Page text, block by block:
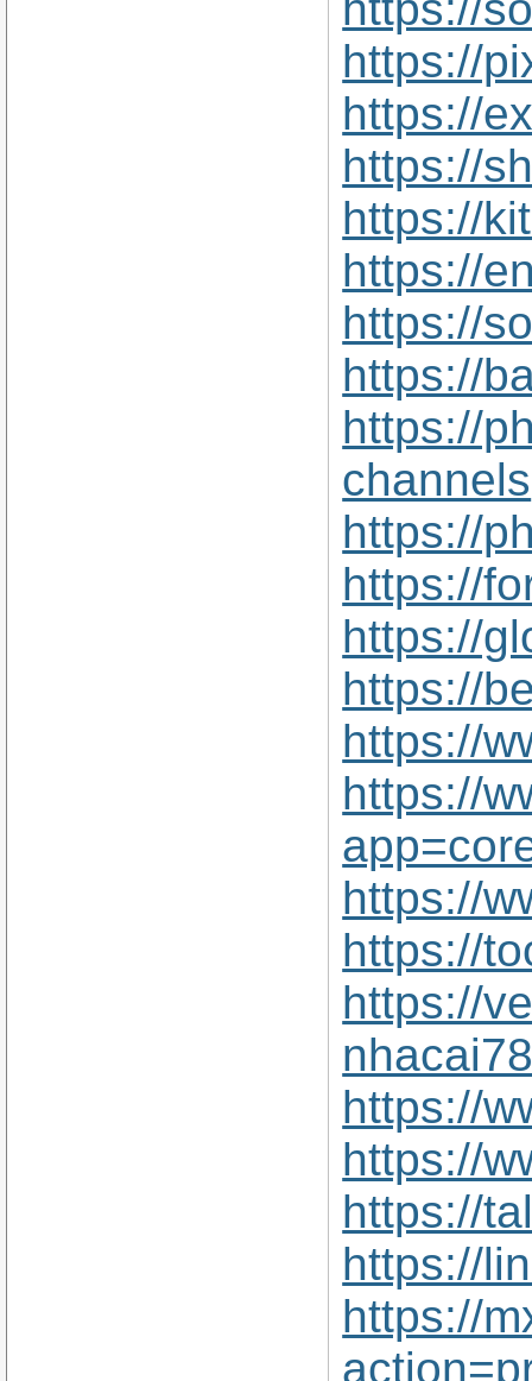
https://
https://
https://
https://
https://
https://
https://
https://
channels
https://
https://
https://
https://
https://
https://
https://
https://
https://
https://
https://
https://
https://
https://